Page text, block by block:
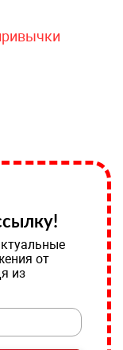
от
из